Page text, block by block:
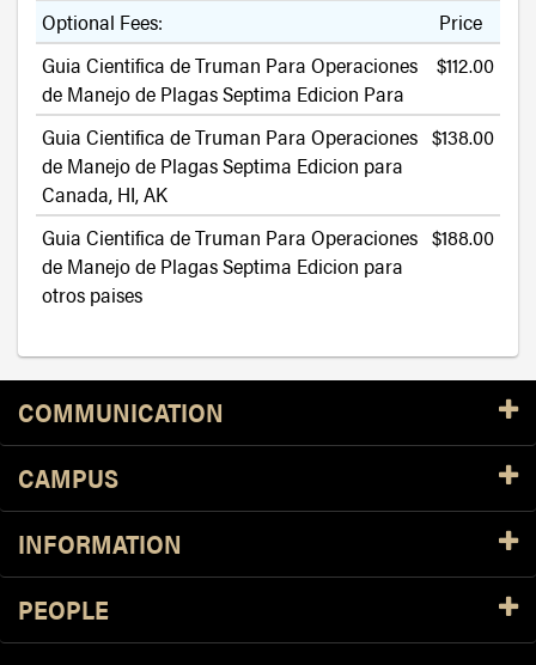
Optional Fees:
Price
Guia Cientifica de Truman Para Operaciones
de Manejo de Plagas Septima Edicion Para
$112.00
Guia Cientifica de Truman Para Operaciones
de Manejo de Plagas Septima Edicion para
Canada, HI, AK
$138.00
Guia Cientifica de Truman Para Operaciones
de Manejo de Plagas Septima Edicion para
otros paises
$188.00
Resources
COMMUNICATION
CAMPUS
INFORMATION
PEOPLE